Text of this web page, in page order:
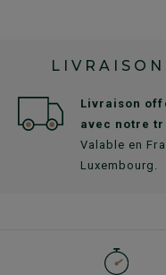
Livraison
avec notre
Valable en
Luxembourg.